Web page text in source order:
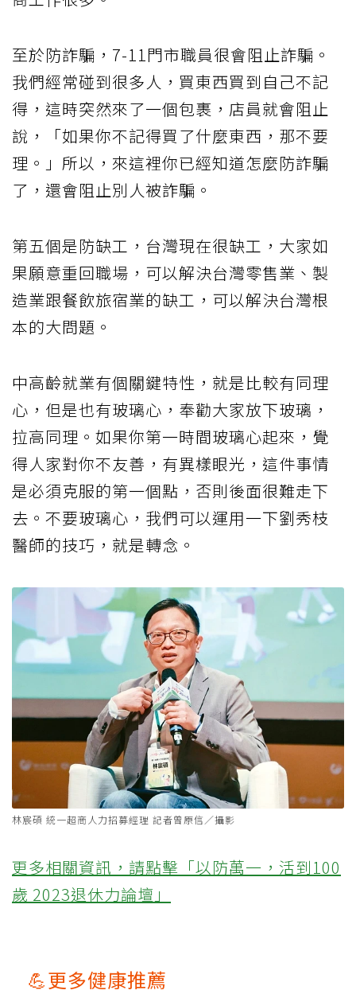
至於防詐騙，7-11門市職員很會阻止詐騙。
我們經常碰到很多人，買東西買到自己不記
得，這時突然來了一個包裹，店員就會阻止
說，「如果你不記得買了什麼東西，那不要
理。」所以，來這裡你已經知道怎麼防詐騙
了，還會阻止別人被詐騙。
第五個是防缺工，台灣現在很缺工，大家如
果願意重回職場，可以解決台灣零售業、製
造業跟餐飲旅宿業的缺工，可以解決台灣根
本的大問題。
中高齡就業有個關鍵特性，就是比較有同理
心，但是也有玻璃心，奉勸大家放下玻璃，
拉高同理。如果你第一時間玻璃心起來，覺
得人家對你不友善，有異樣眼光，這件事情
是必須克服的第一個點，否則後面很難走下
去。不要玻璃心，我們可以運用一下劉秀枝
醫師的技巧，就是轉念。
林宸碩 統一超商人力招募經理 記者曾原信／攝影
更多相關資訊，請點擊「以防萬一，活到100
歲 2023退休力論壇」
💪更多健康推薦